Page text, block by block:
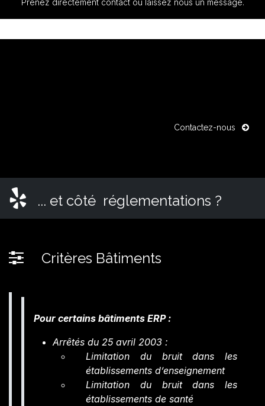
Prenez directement contact ou laissez nous un message.
Contactez-nous
... et côté réglementations ?
Critères Bâtiments
Pour certains bâtiments ERP :
Arrêtés du 25 avril 2003 :
Limitation du bruit dans les
établissements d’enseignement
Limitation du bruit dans les
établissements de santé